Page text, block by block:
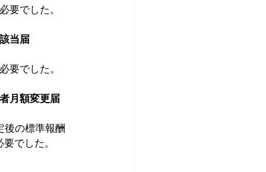
要でした。
当届
要でした。
月額変更届
後の標準報酬
でした。